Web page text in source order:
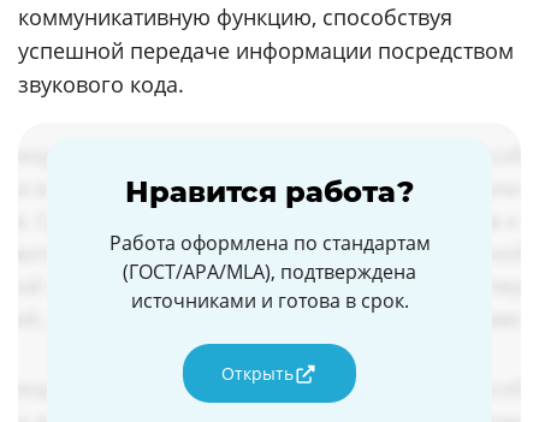
коммуникативную функцию, способствуя
успешной передаче информации посредством
звукового кода.
Нравится работа?
Работа оформлена по стандартам
(ГОСТ/APA/MLA), подтверждена
источниками и готова в срок.
Открыть